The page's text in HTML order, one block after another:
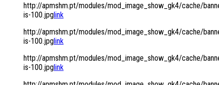
http://apmshm.pt/modules/mod_image_show_gk4/cache/
is-100.jpglink
http://apmshm.pt/modules/mod_image_show_gk4/cache/
is-100.jpglink
http://apmshm.pt/modules/mod_image_show_gk4/cache/
is-100.jpglink